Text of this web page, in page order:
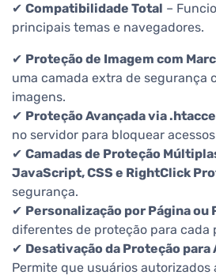
✔ Compatibilidade Total –
principais temas e navegadores.
✔ Proteção de Imagem com
uma camada extra de segurança
imagens.
✔ Proteção Avançada via
no servidor para bloquear
✔ Camadas de Proteção
JavaScript, CSS e RightClick
segurança.
✔ Personalização por Página ou
diferentes de proteção para cada
✔ Desativação da Proteção
Permite que usuários autorizados